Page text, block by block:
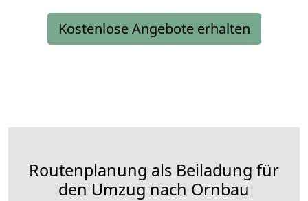
Kostenlose Angebote erhalten
Routenplanung als Beiladung für
den Umzug nach Ornbau